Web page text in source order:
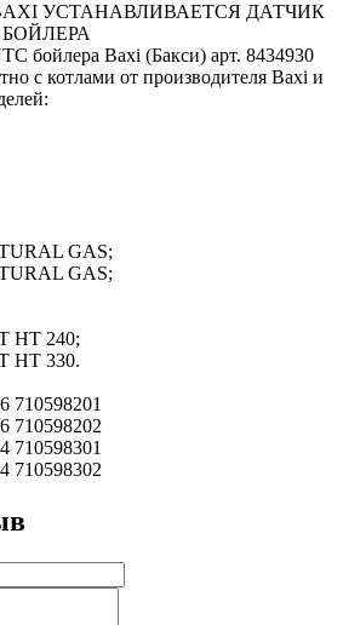
УСТАНАВЛИВАЕТСЯ ДАТЧИК
бойлера Baxi (Бакси) арт. 8434930
с котлами от производителя Baxi и
GAS;
GAS;
HT 240;
HT 330.
710598201
710598202
710598301
710598302